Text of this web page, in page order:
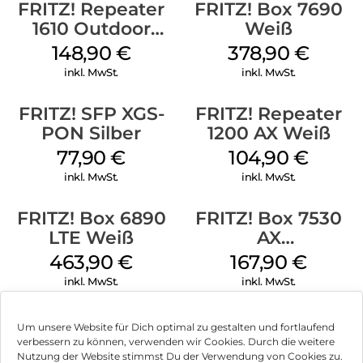
Um unsere Website für Dich optimal zu gestalten und fortlaufend
verbessern zu können, verwenden wir Cookies. Durch die weitere
Nutzung der Website stimmst Du der Verwendung von Cookies zu.
Erleben Sie Smart Home mit FRITZ! für Beleuchtung,
Heizung und Energie. Mit der FRITZ!Box 5590 Fiber verfügen
Sie und Ihre Familie über einen leistungsstarken Smart-
Home-Zentralen, an den Sie eine Reihe intelligenter Geräte
wie intelligente Steckdosen, Heizkörperregler, LED-Leuchten
anschließen können .
FRITZ!Box sicherheitshalber:
Das Sicherheitskonzept deckt alle FRITZ!Box-Bereiche ab:
sicheres Surfen dank integrierter Firewall , ab Werk mit
und einen Gastzugang , der Freunden und Familie den
Zugriff auf das Internet, aber nicht auf Ihr Heimnetzwerk
ermöglicht. Diese und viele weitere Features machen Ihre
Kommunikation sicher.
FRITZ!OS: Das Genie hinter FRITZ:
Produkte. Es vereint Benutzerfreundlichkeit mit vielseitigen
Funktionen und umfassender Sicherheit . Eine übersichtliche
FRITZ! Repeater
1610 Outdoor
Weiß
148,90 €
inkl. MwSt.
FRITZ! Box 7690
Weiß
378,90€
inkl. MwSt.
FRITZ! SFP XGS-
PON Silber
77,90€
inkl. MwSt.
FRITZ! Repeater
1200 AX Weiß
104,90€
inkl. MwSt.
FRITZ! Box 6890
LTE Weiß
463,90€
inkl. MwSt.
FRITZ! Box 7530
AX
(Tarifvermarktung)
Weiß
167,90€
inkl. MwSt.